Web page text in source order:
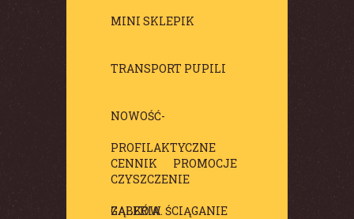
MINI SKLEPIK
TRANSPORT PUPILI
NOWOŚĆ-
PROFILAKTYCZNE
CZYSZCZENIE
ZĄBKÓW. ŚCIĄGANIE
CENNIK PROMOCJE
GALERIA